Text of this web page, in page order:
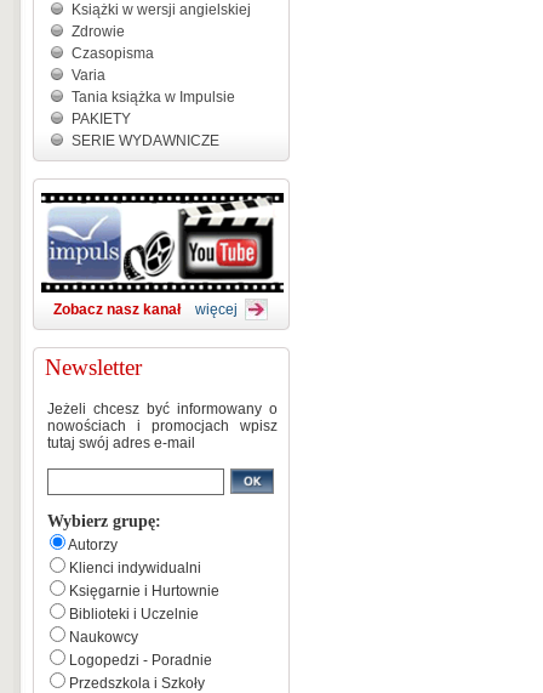
Książki w wersji angielskiej
Zdrowie
Czasopisma
Varia
Tania książka w Impulsie
PAKIETY
SERIE WYDAWNICZE
Zobacz nasz kanał więcej
Newsletter
Jeżeli chcesz być informowany o
nowościach i promocjach wpisz
tutaj swój adres e-mail
Wybierz grupę:
Autorzy
Klienci indywidualni
Księgarnie i Hurtownie
Biblioteki i Uczelnie
Naukowcy
Logopedzi - Poradnie
Przedszkola i Szkoły